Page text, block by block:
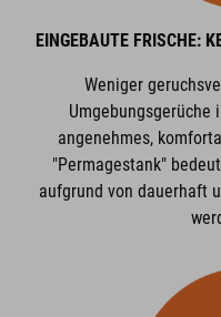
EINGEBAUTE FRISCHE:
Weniger
Umgebungsgerüche
angenehmes,
"Permagestank"
aufgrund von dauerhaft